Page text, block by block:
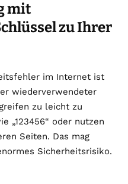
mit
zu Ihrer
im Internet ist
wiederverwendeter
zu leicht zu
„123456“ oder nutzen
Seiten. Das mag
Sicherheitsrisiko.